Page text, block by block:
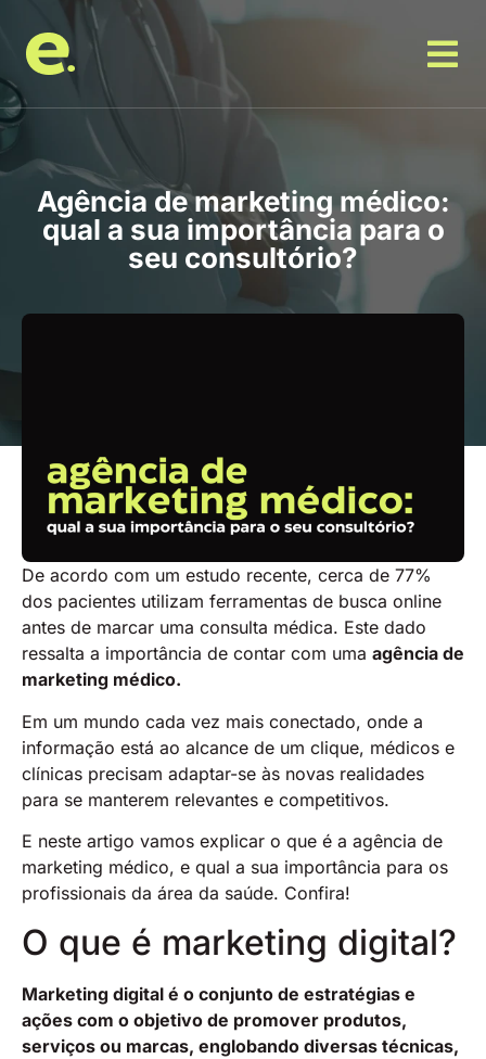
Agência de marketing médico:
qual a sua importância para o
seu consultório?
De acordo com um estudo recente, cerca de 77%
dos pacientes utilizam ferramentas de busca online
antes de marcar uma consulta médica. Este dado
ressalta a importância de contar com uma agência de
marketing médico.
Em um mundo cada vez mais conectado, onde a
informação está ao alcance de um clique, médicos e
clínicas precisam adaptar-se às novas realidades
para se manterem relevantes e competitivos.
E neste artigo vamos explicar o que é a agência de
marketing médico, e qual a sua importância para os
profissionais da área da saúde. Confira!
O que é marketing digital?
Marketing digital é o conjunto de estratégias e
ações com o objetivo de promover produtos,
serviços ou marcas, englobando diversas técnicas,